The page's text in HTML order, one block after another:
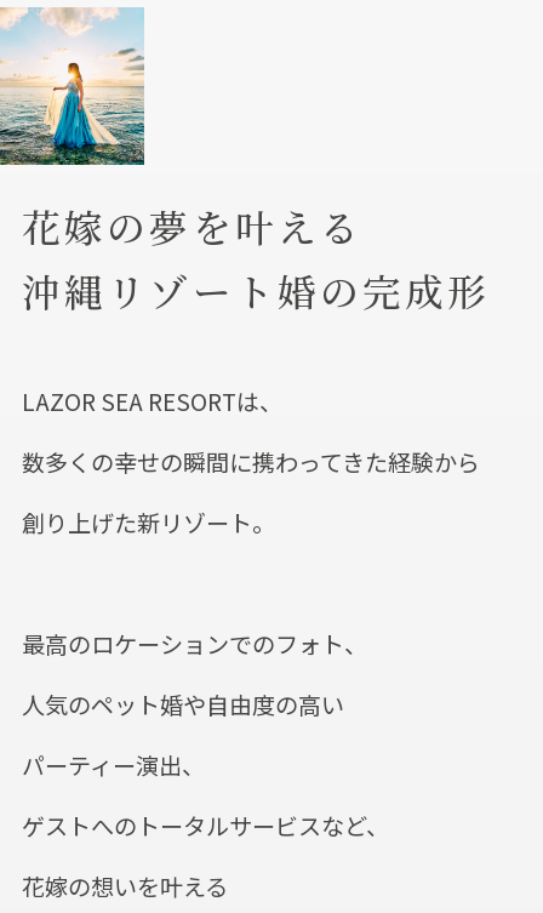
花嫁の夢を叶える
沖縄リゾート婚の完成形
LAZOR SEA RESORTは、
数多くの幸せの瞬間に携わってきた経験から
創り上げた新リゾート。
最高のロケーションでのフォト、
人気のペット婚や自由度の高い
パーティー演出、
ゲストへのトータルサービスなど、
花嫁の想いを叶える